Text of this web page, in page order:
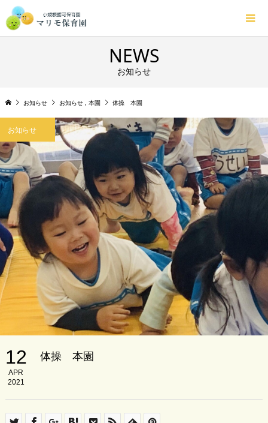
NEWS
お知らせ
お知らせ お知らせ , 本園 体操 本園
お知らせ
12
APR
2021
体操 本園